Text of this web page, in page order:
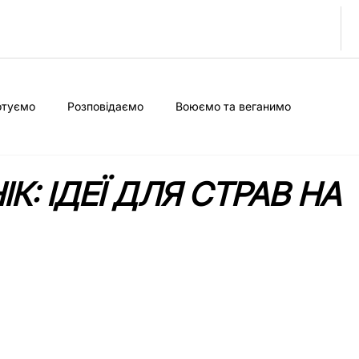
Розповідаємо Воюємо та веганимо
ІДЕЇ ДЛЯ СТРАВ НА